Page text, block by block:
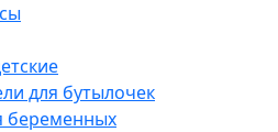
для бутылочек
беременных